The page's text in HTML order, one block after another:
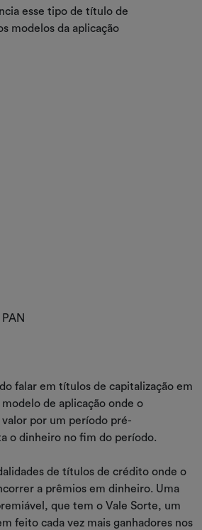
esse tipo de título de
modelos da aplicação
falar em títulos de capitalização em
de aplicação onde o
por um período pré-
o dinheiro no fim do período.
de títulos de crédito onde o
a prêmios em dinheiro. Uma
que tem o Vale Sorte, um
feito cada vez mais ganhadores nos